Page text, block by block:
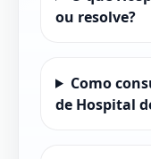
ou resolve?
Como
de Hospital